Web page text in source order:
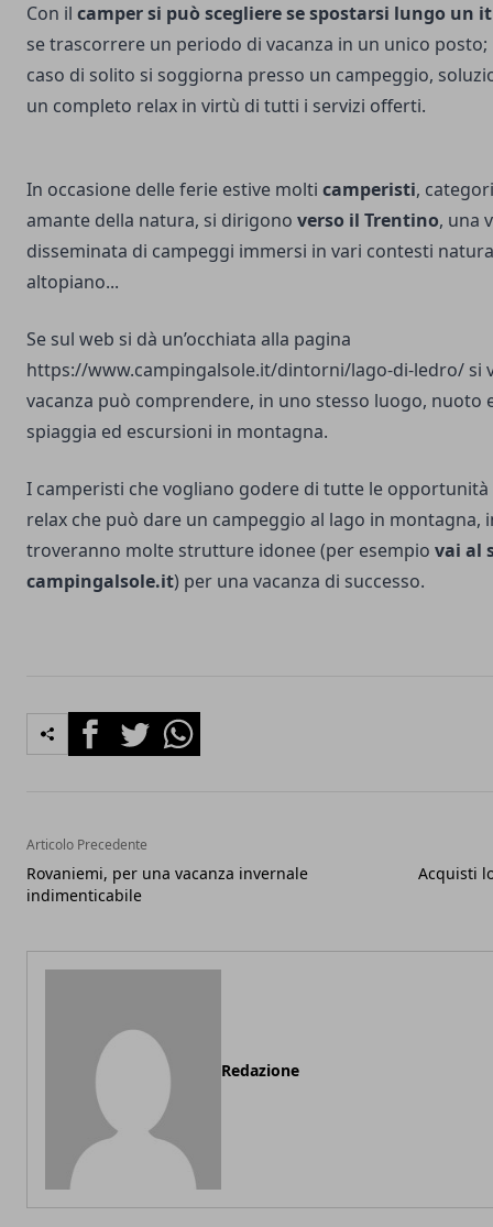
Con il camper si può scegliere se spostarsi lungo un
se trascorrere un periodo di vacanza in un unico posto;
caso di solito si soggiorna presso un campeggio,
un completo relax in virtù di tutti i servizi offerti.
In occasione delle ferie estive molti camperisti,
amante della natura, si dirigono verso il Trentino, una
disseminata di campeggi immersi in vari contesti
altopiano...
Se sul web si dà un’occhiata alla pagina
https://www.campingalsole.it/dintorni/lago-di-ledro/ si
vacanza può comprendere, in uno stesso luogo, nuoto
spiaggia ed escursioni in montagna.
I camperisti che vogliano godere di tutte le opportunità
relax che può dare un campeggio al lago in montagna,
troveranno molte strutture idonee (per esempio vai al
campingalsole.it) per una vacanza di successo.
FacebookTwitterWhatsapp
Articolo Precedente
Rovaniemi, per una vacanza invernale
indimenticabile
Acquisti
Redazione